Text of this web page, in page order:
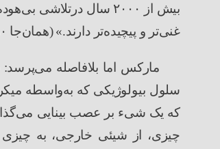
بیش از
۲۰۰۰ سال درتلاشی بی
غنیتر و پیچیده‌تر دارند.»
(همانجا
مارکس اما بلافاصله میپرسد:
سلول بیولوژیکی که بهواسطه
که یک شیء بر عصب بینایی می
چیزی، از شیئی خارجی، به